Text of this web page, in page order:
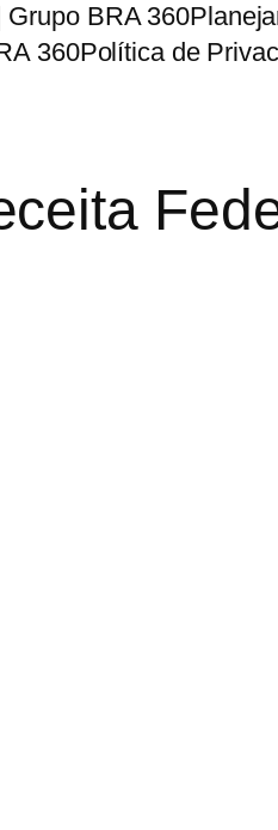
Grupo BRA 360
360Política de